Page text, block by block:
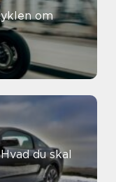
om
du skal